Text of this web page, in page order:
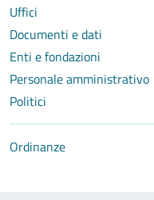
Uffici
Documenti e dati
Enti e fondazioni
Personale amministrativo
Politici
Ordinanze